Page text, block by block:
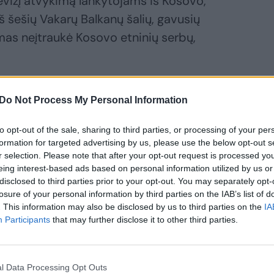
Do Not Process My Personal Information
opt-out of the sale, sharing to third parties, or processing of your
for targeted advertising by us, please use the below opt-out
selection. Please note that after your opt-out request is processed
interest-based ads based on personal information utilized by us
to third parties prior to your opt-out. You may separately
of your personal information by third parties on the IAB’s list of
This information may also be disclosed by us to third parties on the
Participants that may further disclose it to other third parties.
Data Processing Opt Outs
Vakarų Balkanų šalių, gavusių
neįtraukė Kosovo etninių serbų,
nuo Serbijos 2008 m., tačiau
120 tūkst. iš 1,8 mln. Kosovo
Wigandas sakė, kad
įstatymų leidėjai ir valstybės narės,
piliečiams bus taikomas bevizis